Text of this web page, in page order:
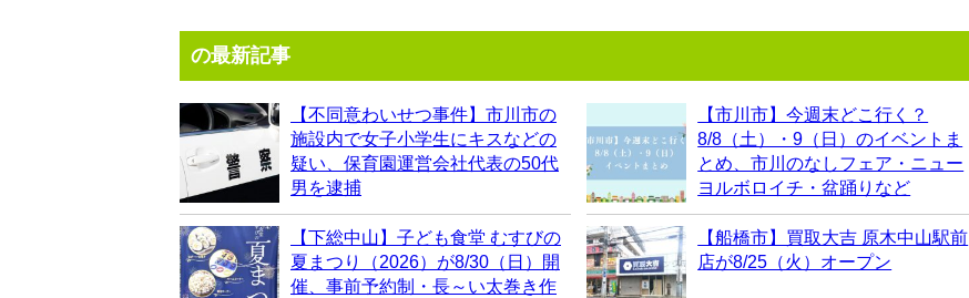
の最新記事
【不同意わいせつ事件】市川市の
施設内で女子小学生にキスなどの
疑い、保育園運営会社代表の50代
男を逮捕
【市川市】今週末どこ行く？
8/8（土）・9（日）のイベントま
とめ、市川のなしフェア・ニュー
ヨルボロイチ・盆踊りなど
【下総中山】子ども食堂 むすびの
夏まつり（2026）が8/30（日）開
催、事前予約制・長～い太巻き作
【船橋市】買取大吉 原木中山駅前
店が8/25（火）オープン